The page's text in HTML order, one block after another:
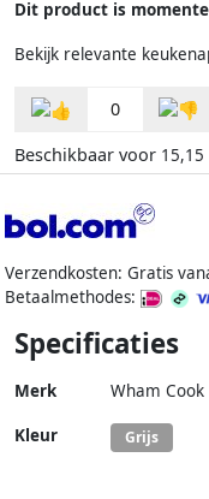
Dit product is
Bekijk relevante
0
Beschikbaar voor 15,15
Verzendkosten: Gratis
Betaalmethodes:
Specificaties
Merk Wham Cook
Kleur Grijs